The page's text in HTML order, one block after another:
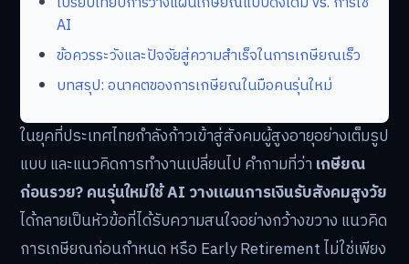
AI
ข้อควรระวังและปัจจัยสู่ความสำเร็จในการเกษียณเร็ว
บทสรุป: อนาคตของการเกษียณในมือคนรุ่นใหม่
ในยุคที่ประเทศไทยกำลังก้าวเข้าสู่สังคมผู้สูงอายุอย่างเต็มรูป
แบบ และแนวคิดการทำงานเปลี่ยนไป คำถามที่ว่า เกษียณ
ก่อนรวย? คนรุ่นใหม่ใช้ AI วางแผนการเงินรับสังคมสูงวัย
ได้กลายเป็นหัวข้อที่ได้รับความสนใจอย่างกว้างขวาง แนวคิด
การเกษียณก่อนกำหนด หรือ Early Retirement ไม่ใช่เพียง